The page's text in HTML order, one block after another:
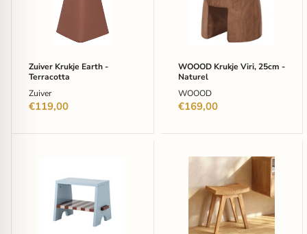
Terracotta
Zuiver Krukje Earth -
Terracotta
Zuiver
€119,00
Naturel
WOOOD Krukje Viri, 25cm -
Naturel
WOOOD
€169,00
Meerkleurig
Kave
Krukje
Vicentina
Teakhout
Naturel